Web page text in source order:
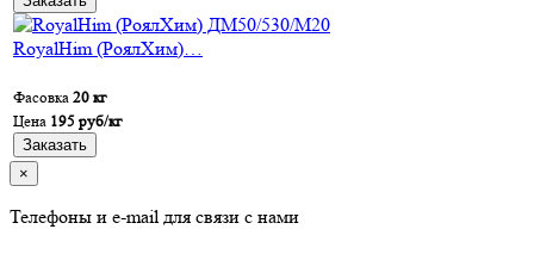
RoyalHim (РоялХим)…
Фасовка 20 кг
Цена 195 руб/кг
Заказать
×
Телефоны и e-mail для связи с нами